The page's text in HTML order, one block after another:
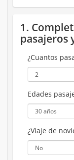
1.
pasajeros
¿Cuantos
Edades
¿Viaje de